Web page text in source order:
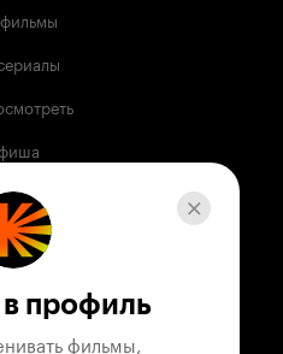
профиль
фильмы,